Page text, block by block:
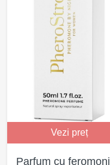
Vezi preț
Parfum cu feromoni